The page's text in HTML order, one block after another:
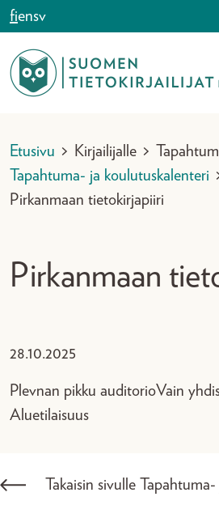
Siirry sisältöön
fiensv
Etusivu > Kirjailijalle >
Tapahtuma- ja koulutuskalenteri
Pirkanmaan tietokirjapiiri
Pirkanmaan
28.10.2025
Plevnan pikku auditorioVain
Aluetilaisuus
Takaisin sivulle